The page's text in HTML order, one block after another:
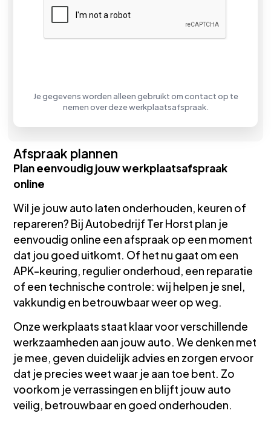
Je gegevens worden alleen gebruikt om contact op te
nemen over deze werkplaatsafspraak.
Afspraak plannen
Plan eenvoudig jouw werkplaatsafspraak
online
Wil je jouw auto laten onderhouden, keuren of
repareren? Bij Autobedrijf Ter Horst plan je
eenvoudig online een afspraak op een moment
dat jou goed uitkomt. Of het nu gaat om een
APK-keuring, regulier onderhoud, een reparatie
of een technische controle: wij helpen je snel,
vakkundig en betrouwbaar weer op weg.
Onze werkplaats staat klaar voor verschillende
werkzaamheden aan jouw auto. We denken met
je mee, geven duidelijk advies en zorgen ervoor
dat je precies weet waar je aan toe bent. Zo
voorkom je verrassingen en blijft jouw auto
veilig, betrouwbaar en goed onderhouden.